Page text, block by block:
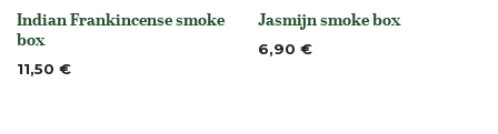
None
Indian Frankincense smoke
box
11,50 €
None
Jasmijn smoke box
6,90 €